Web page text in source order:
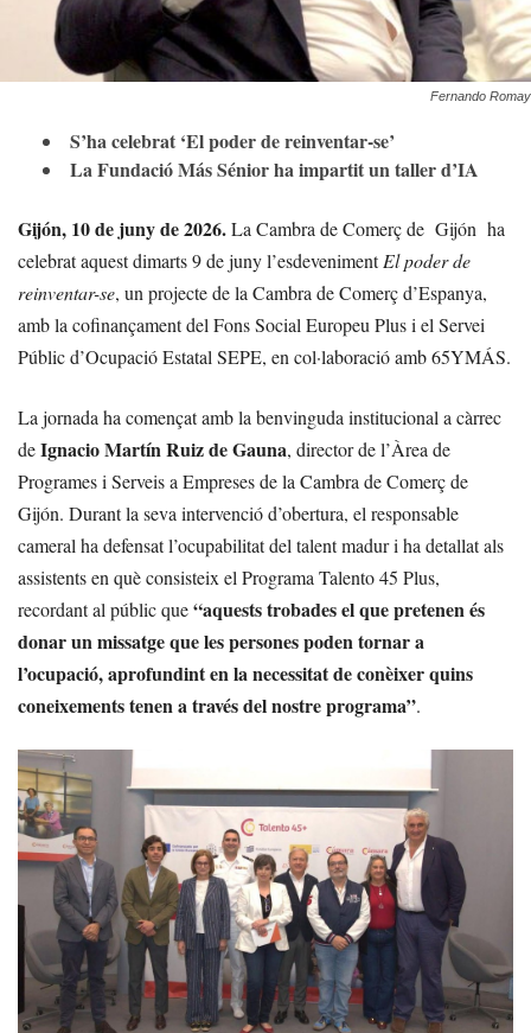
Fernando Romay
S’ha celebrat ‘El poder de reinventar-se’
La Fundació Más Sénior ha impartit un taller d’IA
Gijón, 10 de juny de 2026.La Cambra de Comerç de Gijón ha
celebrat aquest dimarts 9 de juny l’esdevenimentEl poder de
reinventar-se, un projecte de la Cambra de Comerç d’Espanya,
amb la cofinançament del Fons Social Europeu Plus i el Servei
Públic d’Ocupació Estatal SEPE, en col·laboració amb 65YMÁS.
La jornada ha començat amb la benvinguda institucional a càrrec
deIgnacio Martín Ruiz de Gauna, director de l’Àrea de
Programes i Serveis a Empreses de la Cambra de Comerç de
Gijón. Durant la seva intervenció d’obertura, el responsable
cameral ha defensat l’ocupabilitat del talent madur i ha detallat als
assistents en què consisteix el Programa Talento 45 Plus,
recordant al públic que“aquests trobades el que pretenen és
donar un missatge que les persones poden tornar a
l’ocupació, aprofundint en la necessitat de conèixer quins
coneixements tenen a través del nostre programa”.